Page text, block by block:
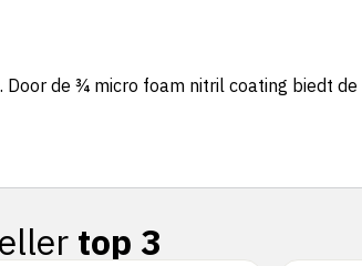
de ¾ micro foam nitril coating biedt
top 3